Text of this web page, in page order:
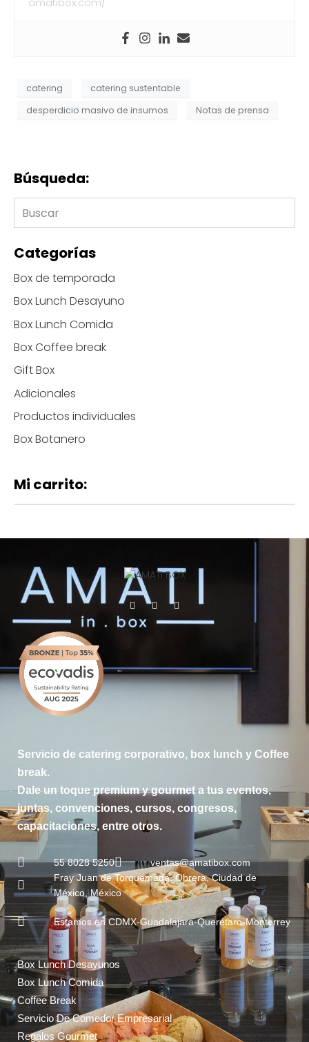
amatibox.com/
catering
catering sustentable
desperdicio masivo de insumos
Notas de prensa
Búsqueda:
Categorías
Box de temporada
Box Lunch Desayuno
Box Lunch Comida
Box Coffee break
Gift Box
Adicionales
Productos individuales
Box Botanero
Mi carrito:
Servicio de catering corporativo, box lunch y Coffee
break.
Dale un toque premium y gourmet a tus eventos,
juntas, convenciones, cursos, congresos,
capacitaciones, entre otros.
55 8028 5250
ventas@amatibox.com
Fray Juan de Torquemada, Obrera, Ciudad de
México, México
Estamos en CDMX-Guadalajara-Querétaro-Monterrey
Box Lunch Desayunos
Box Lunch Comida
Coffee Break
Servicio De Comedor Empresarial
Regalos Gourmet